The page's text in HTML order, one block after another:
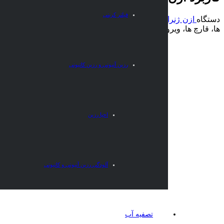
فیلتر کربنی
رزین آنیونی و رزین کاتیونی
احیا رزین
آلودگی رزین آنیونی و کاتیونی
تصفیه آب
دستگاه ازن ژنراتور
برای تزریق ازن در انبارها و سردخانه های
ها، قارچ ها، ویروس ها و … ) را از بین ببرد. بنابراین اگر روی مواد